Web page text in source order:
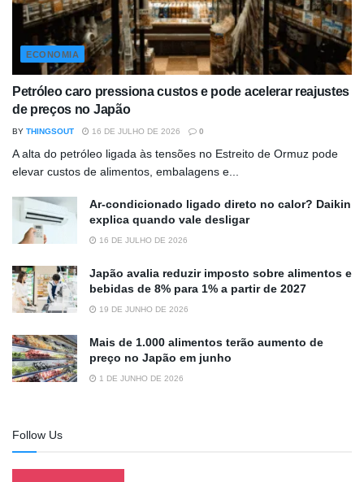
ECONOMIA
Petróleo caro pressiona custos e pode acelerar reajustes
de preços no Japão
BY THINGSOUT 16 DE JULHO DE 2026 0
A alta do petróleo ligada às tensões no Estreito de Ormuz pode
elevar custos de alimentos, embalagens e...
Ar-condicionado ligado direto no calor? Daikin
explica quando vale desligar
16 DE JULHO DE 2026
Japão avalia reduzir imposto sobre alimentos e
bebidas de 8% para 1% a partir de 2027
19 DE JUNHO DE 2026
Mais de 1.000 alimentos terão aumento de
preço no Japão em junho
1 DE JUNHO DE 2026
Follow Us